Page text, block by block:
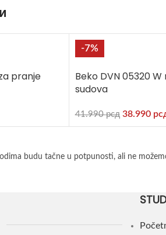
pranje
-7%
Beko DVN 05320
sudova
41.990рсд 38.990
budu tačne u potpunosti, ali ne